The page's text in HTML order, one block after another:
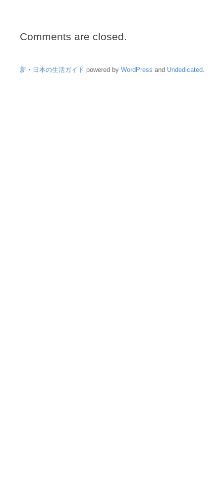
Comments are closed.
新・日本の生活ガイド powered by WordPress and Undedicated.